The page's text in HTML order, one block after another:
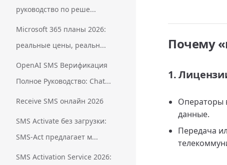
руководство по реше...
Microsoft 365 планы 2026:
реальные цены, реальн...
OpenAI SMS Верификация
Полное Руководство: Chat...
Receive SMS онлайн 2026
SMS Activate без загрузки:
SMS-Act предлагает м...
SMS Activation Service 2026:
Почему
1.
Операторы
данные.
Передача